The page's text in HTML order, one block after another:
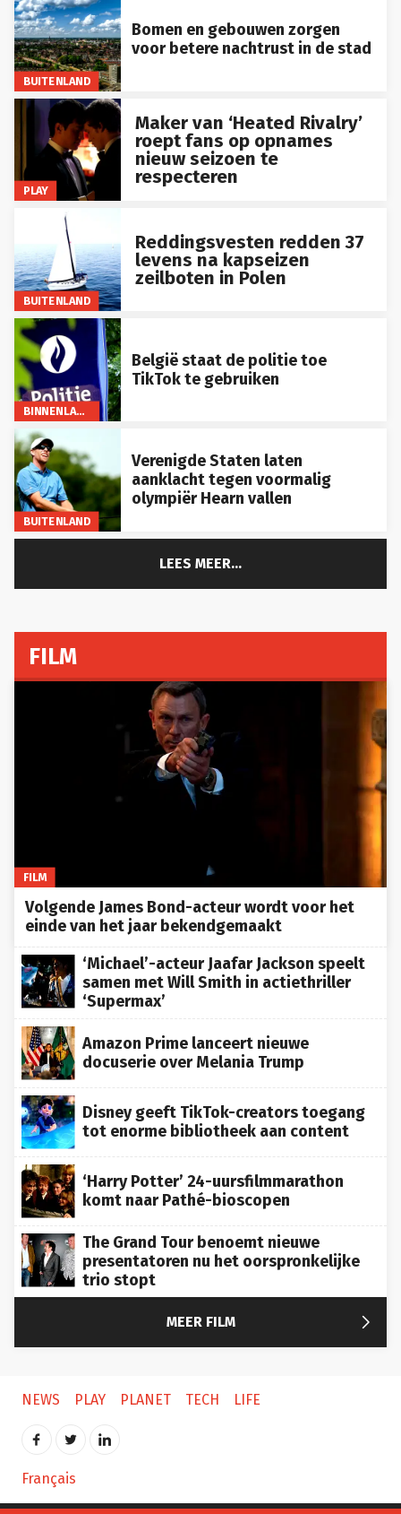
BUITENLAND
Bomen en gebouwen zorgen
voor betere nachtrust in de stad
PLAY
Maker van ‘Heated Rivalry’
roept fans op opnames
nieuw seizoen te
respecteren
BUITENLAND
Reddingsvesten redden 37
levens na kapseizen
zeilboten in Polen
BINNENLAND
België staat de politie toe
TikTok te gebruiken
BUITENLAND
Verenigde Staten laten
aanklacht tegen voormalig
olympiër Hearn vallen
LEES MEER...
FILM
FILM
Volgende James Bond-acteur wordt voor het
einde van het jaar bekendgemaakt
‘Michael’-acteur Jaafar Jackson speelt
samen met Will Smith in actiethriller
‘Supermax’
Amazon Prime lanceert nieuwe
docuserie over Melania Trump
Disney geeft TikTok-creators toegang
tot enorme bibliotheek aan content
‘Harry Potter’ 24-uursfilmmarathon
komt naar Pathé-bioscopen
The Grand Tour benoemt nieuwe
presentatoren nu het oorspronkelijke
trio stopt
MEER FILM 
NEWS PLAY PLANET TECH LIFE
Français